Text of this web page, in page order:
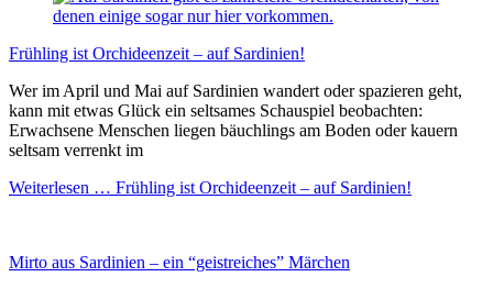
Frühling ist Orchideenzeit – auf Sardinien!
Wer im April und Mai auf Sardinien wandert oder spazieren geht,
kann mit etwas Glück ein seltsames Schauspiel beobachten:
Erwachsene Menschen liegen bäuchlings am Boden oder kauern
seltsam verrenkt im
Weiterlesen … Frühling ist Orchideenzeit – auf Sardinien!
Mirto aus Sardinien – ein “geistreiches” Märchen